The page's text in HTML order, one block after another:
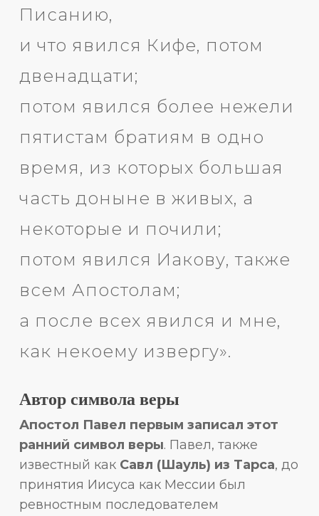
Писанию,
и что явился Кифе, потом
двенадцати;
потом явился более нежели
пятистам братиям в одно
время, из которых большая
часть доныне в живых, а
некоторые и почили;
потом явился Иакову, также
всем Апостолам;
а после всех явился и мне,
как некоему извергу».
Автор символа веры
Апостол Павел первым записал этот
ранний символ веры. Павел, также
известный как Савл (Шауль) из Тарса, до
принятия Иисуса как Мессии был
ревностным последователем